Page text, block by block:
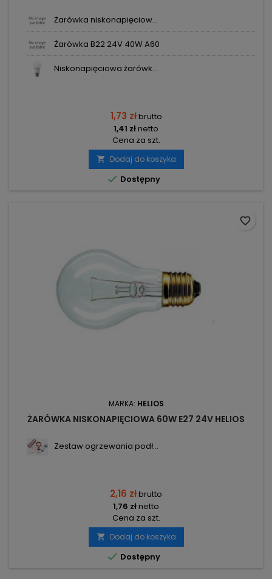
Żarówka niskonapięciow...
Żarówka B22 24V 40W A60
Niskonapięciowa żarówk...
1,73 złbrutto
1,41 złnetto
Cena za szt.
 Dodaj do koszyka
 Dostępny
MARKA: HELIOS
ŻARÓWKA NISKONAPIĘCIOWA 60W E27 24V HELIOS
Zestaw ogrzewania podł...
2,16 złbrutto
1,76 złnetto
Cena za szt.
 Dodaj do koszyka
 Dostępny
favorite_border